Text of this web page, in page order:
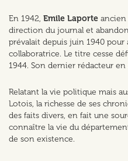
En 1942, Emile Laporte ancien
direction du journal et
prévalait depuis juin 1940
collaboratrice. Le titre cesse
1944. Son dernier rédacteur
Relatant la vie politique mais
Lotois, la richesse de ses
des faits divers, en fait une
connaître la vie du
de son existence.